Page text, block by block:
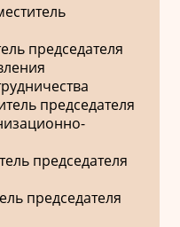
председателя
председателя
председателя
председателя